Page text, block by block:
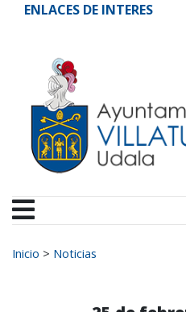
Ir al contenido
ENLACES DE INTERES
Buscar:
Inicio > Noticias